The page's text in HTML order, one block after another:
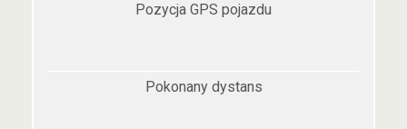
Pozycja GPS pojazdu
Pokonany dystans